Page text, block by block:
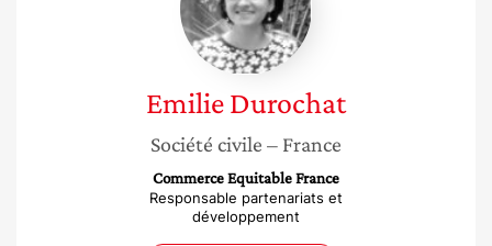
EmilieDurochat
Société civile – France
Commerce Equitable France
Responsable partenariats et
développement